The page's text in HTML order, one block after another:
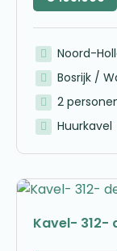
Noord-
Bosrijk /
2
Huurkavel
Kavel- 312-